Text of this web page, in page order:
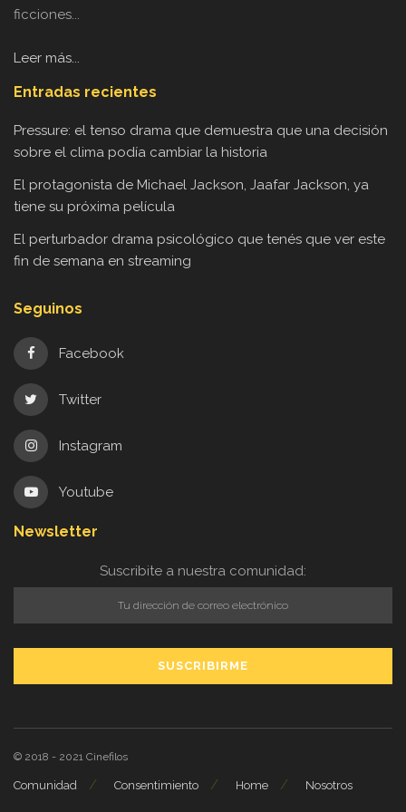
ficciones...
Leer más...
Entradas recientes
Pressure: el tenso drama que demuestra que una decisión
sobre el clima podía cambiar la historia
El protagonista de Michael Jackson, Jaafar Jackson, ya
tiene su próxima película
El perturbador drama psicológico que tenés que ver este
fin de semana en streaming
Seguinos
Facebook
Twitter
Instagram
Youtube
Newsletter
Suscribite a nuestra comunidad:
© 2018 - 2021 Cinefilos
Comunidad Consentimiento Home Nosotros